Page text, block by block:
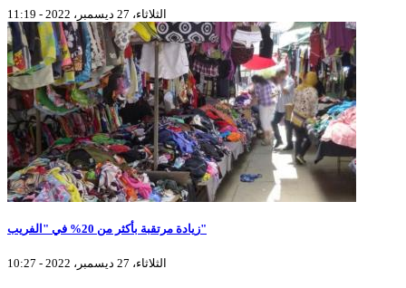
الثلاثاء، 27 ديسمبر، 2022 - 11:19
زيادة مرتقبة بأكثر من 20% في "الفريب"
الثلاثاء، 27 ديسمبر، 2022 - 10:27